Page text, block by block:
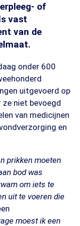
of
vast
van de
onder 600
uitgevoerd op
niet bevoegd
van medicijnen
en
prikken moeten
bod was
om iets te
uit te voeren die
moest ik een